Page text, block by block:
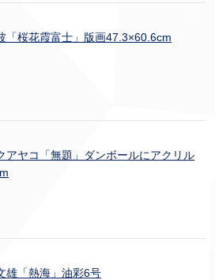
「桜花霞富士」版画47.3×60.6cm
アヤコ「無題」ダンボールにアクリル
雄「熱海」油彩6号